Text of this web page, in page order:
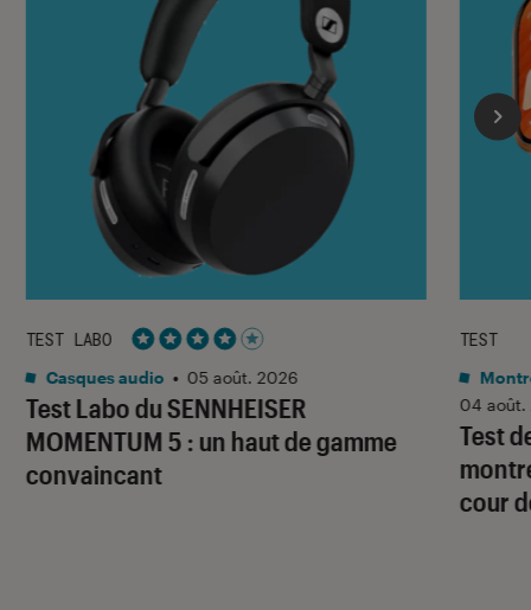
Test Labo du SENNHEISER
MOMENTUM 5 : un haut de gamme
convaincant
TEST LABO
Noté 4 étoiles sur 5
Casques audio • 05 août. 2026
Test
cour
TEST
04 août.